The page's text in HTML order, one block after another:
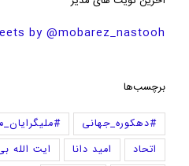
by @mobarez_nastooh
برچسب‌ها
#دهکوره_جهانی
اتحاد
امید دانا ایت الله